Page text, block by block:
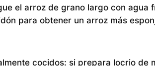
el arroz de grano largo con agua
para obtener un arroz más
cocidos: si prepara locrio de